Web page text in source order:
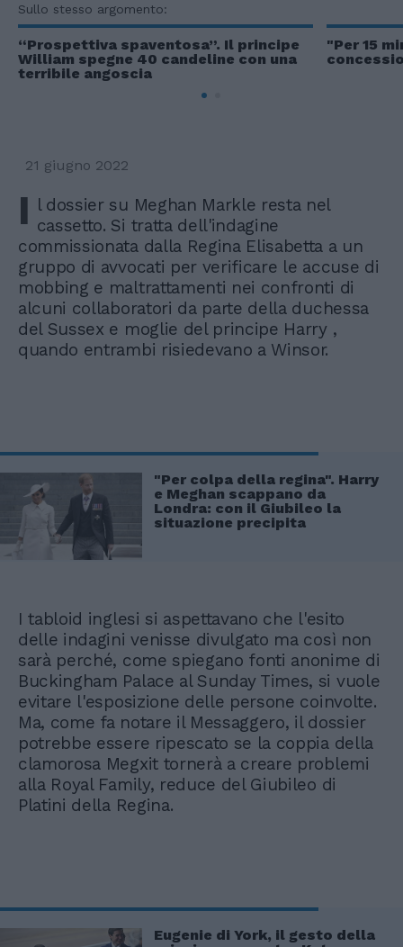
Sullo stesso argomento:
“Prospettiva spaventosa”. Il principe
William spegne 40 candeline con una
terribile angoscia
"Per 15
21 giugno 2022
I l dossier su Meghan Markle resta nel
cassetto. Si tratta dell'indagine
commissionata dalla Regina Elisabetta a un
gruppo di avvocati per verificare le accuse di
mobbing e maltrattamenti nei confronti di
alcuni collaboratori da parte della duchessa
del Sussex e moglie del principe Harry ,
quando entrambi risiedevano a Winsor.
"Per colpa della regina". Harry
e Meghan scappano da
Londra: con il Giubileo la
situazione precipita
I tabloid inglesi si aspettavano che l'esito
delle indagini venisse divulgato ma così non
sarà perché, come spiegano fonti anonime di
Buckingham Palace al Sunday Times, si vuole
evitare l'esposizione delle persone coinvolte.
Ma, come fa notare il Messaggero, il dossier
potrebbe essere ripescato se la coppia della
clamorosa Megxit tornerà a creare problemi
alla Royal Family, reduce del Giubileo di
Platini della Regina.
Eugenie di York, il gesto della